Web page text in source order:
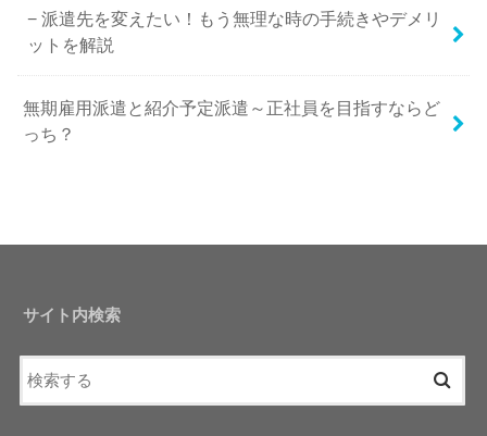
派遣先を変えたい！もう無理な時の手続きやデメリ
ットを解説
無期雇用派遣と紹介予定派遣～正社員を目指すならど
っち？
サイト内検索